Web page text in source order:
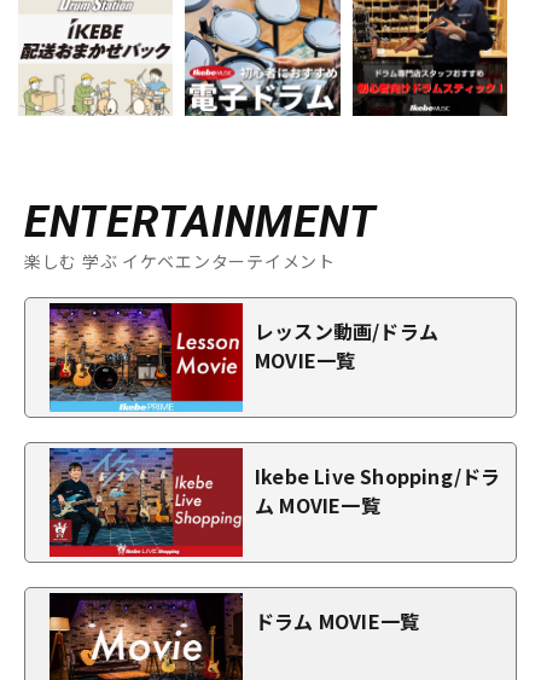
ENTERTAINMENT
楽しむ 学ぶ イケベエンターテイメント
レッスン動画/ドラム
MOVIE一覧
Ikebe Live Shopping/ドラ
ム MOVIE一覧
ドラム MOVIE一覧